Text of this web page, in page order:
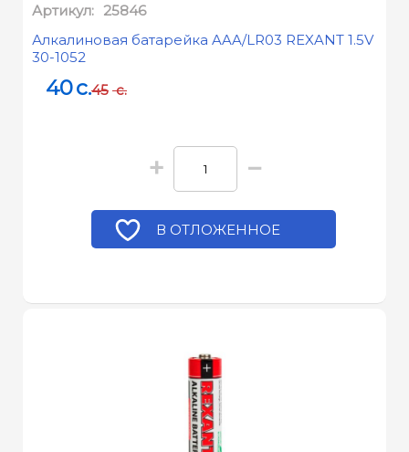
Артикул: 25846
Алкалиновая батарейка AAA/LR03 REXANT 1.5V
30-1052
40c.45 c.
+ −
В ОТЛОЖЕННОЕ